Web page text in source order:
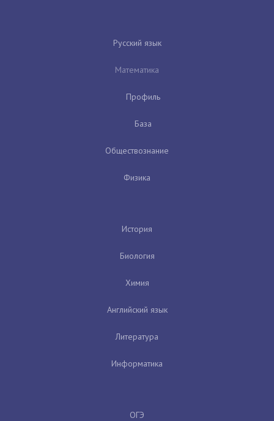
Русский язык
Математика
Профиль
База
Обществознание
Физика
История
Биология
Химия
Английский язык
Литература
Информатика
ОГЭ